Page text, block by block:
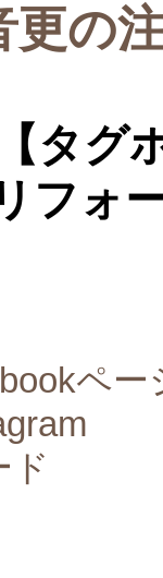
更の
タグ
フォ
ペー
ド